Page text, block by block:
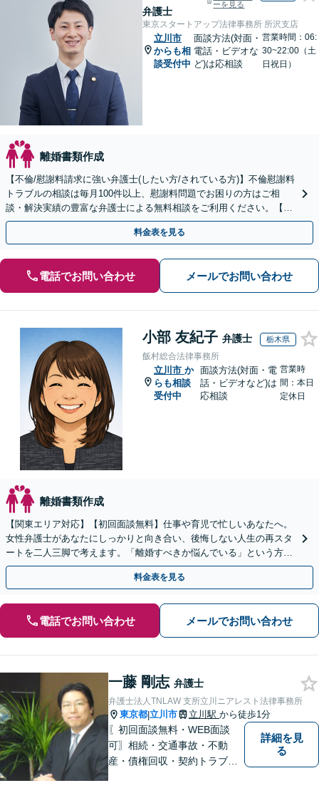
弁護士
ーを見る
東京スタートアップ法律事務所 所沢支店
立川市
からも相
談受付中
面談方法(対面・
電話・ビデオな
ど)は応相談
営業時間：06:
30~22:00（土
日祝日）
離婚書類作成
【不倫/慰謝料請求に強い弁護士(したい方/されている方)】不倫慰謝料
トラブルの相談は毎月100件以上、慰謝料問題でお困りの方はご相
談・解決実績の豊富な弁護士による無料相談をご利用ください。【不
倫相談は初回0円】【全国対応】
料金表を見る
電話でお問い合わせ メールでお問い合わせ
小部 友紀子 弁護士 栃木県
飯村総合法律事務所
立川市 か
らも相談
受付中
面談方法(対面・電
話・ビデオなど)は
応相談
営業時
間：本日
定休日
離婚書類作成
【関東エリア対応】【初回面談無料】仕事や育児で忙しいあなたへ。
女性弁護士があなたにしっかりと向き合い、後悔しない人生の再スタ
ートを二人三脚で考えます。「離婚すべきか悩んでいる」という方も
安心してお話しください【完全個室で対応・子連れ相談可】
料金表を見る
電話でお問い合わせ メールでお問い合わせ
一藤 剛志 弁護士
弁護士法人TNLAW 支所立川ニアレスト法律事務所
東京都|立川市 立川駅 から徒歩1分
〖初回面談無料・WEB面談
可〗相続・交通事故・不動
産・債権回収・契約トラブル
詳細を見
る